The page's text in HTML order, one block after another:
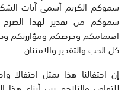
سموكم الكريم أسمى آيات
سموكم من تقدير لهذا
اهتمامكم وحرصكم ومؤازرتكم
كل الحب والتقدير والامتنان.
إن احتفالنا هذا يمثل احتفالا